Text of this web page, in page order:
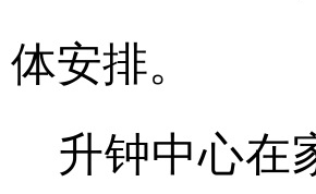
体安排。
升钟中心在